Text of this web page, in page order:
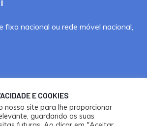
fixa nacional ou rede móvel nacional,
®. Todos os direitos reservados.
E COOKIES
nosso site para lhe proporcionar
guardando as suas